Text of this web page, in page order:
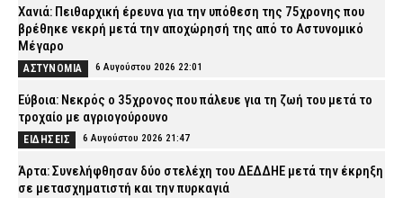
Χανιά: Πειθαρχική έρευνα για την υπόθεση της 75χρονης που
βρέθηκε νεκρή μετά την αποχώρησή της από το Αστυνομικό
Μέγαρο
ΑΣΤΥΝΟΜΙΑ 6 Αυγούστου 2026 22:01
Εύβοια: Νεκρός ο 35χρονος που πάλευε για τη ζωή του μετά το
τροχαίο με αγριογούρουνο
ΕΙΔΗΣΕΙΣ 6 Αυγούστου 2026 21:47
Άρτα: Συνελήφθησαν δύο στελέχη του ΔΕΔΔΗΕ μετά την έκρηξη
σε μετασχηματιστή και την πυρκαγιά